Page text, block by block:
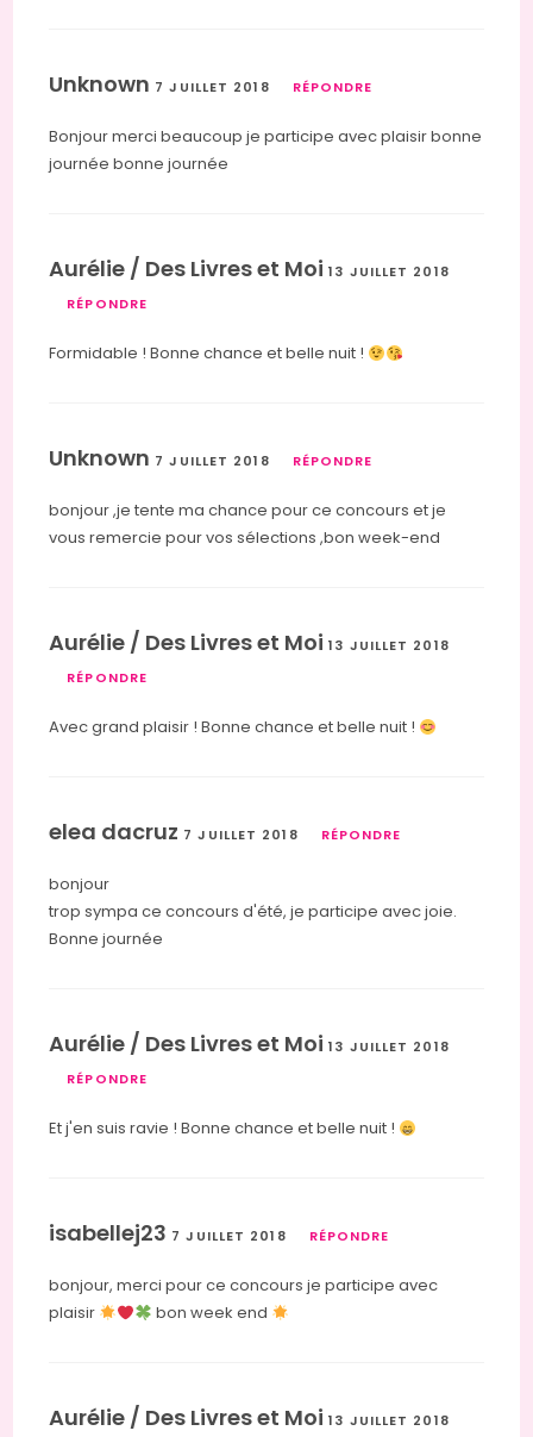
Unknown 7 JUILLET 2018 RÉPONDRE
Bonjour merci beaucoup je participe avec plaisir bonne
journée bonne journée
Aurélie / Des Livres et Moi13 JUILLET 2018
RÉPONDRE
Formidable ! Bonne chance et belle nuit !
Unknown 7 JUILLET 2018 RÉPONDRE
bonjour ,je tente ma chance pour ce concours et je
vous remercie pour vos sélections ,bon week-end
Aurélie / Des Livres et Moi13 JUILLET 2018
RÉPONDRE
Avec grand plaisir ! Bonne chance et belle nuit !
elea dacruz 7 JUILLET 2018 RÉPONDRE
bonjour
trop sympa ce concours d'été, je participe avec joie.
Bonne journée
Aurélie / Des Livres et Moi13 JUILLET 2018
RÉPONDRE
Et j'en suis ravie ! Bonne chance et belle nuit !
isabellej23 7 JUILLET 2018 RÉPONDRE
bonjour, merci pour ce concours je participe avec
plaisir
bon week end
Aurélie / Des Livres et Moi13 JUILLET 2018